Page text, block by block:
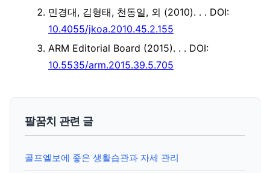
민경대, 김형태, 천동일, 외 (2010). . . DOI:
10.4055/jkoa.2010.45.2.155
ARM Editorial Board (2015). . . DOI:
10.5535/arm.2015.39.5.705
팔꿈치 관련 글
골프엘보에 좋은 생활습관과 자세 관리